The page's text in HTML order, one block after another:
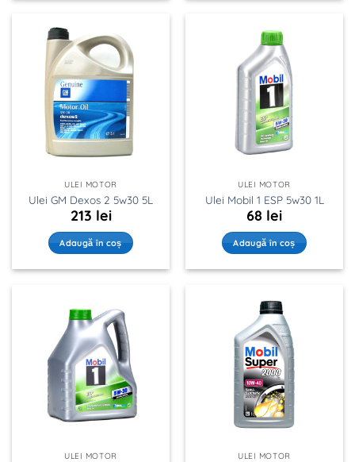
ULEI MOTOR
Ulei GM Dexos 2 5w30 5L
213 lei
Adaugă în coș
ULEI MOTOR
Ulei Mobil 1 ESP 5w30 1L
68 lei
Adaugă în coș
ULEI MOTOR ULEI MOTOR